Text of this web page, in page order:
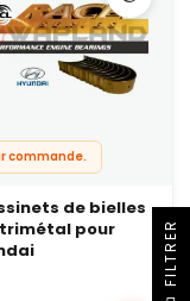
conditions très
commande.
de bielles
trimétal pour
R